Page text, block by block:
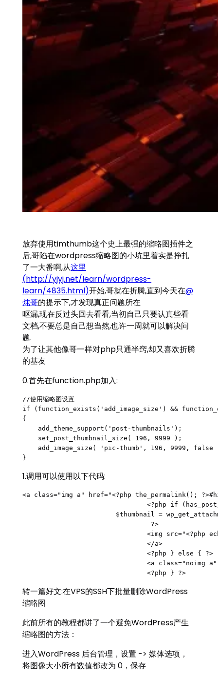
放弃使用timthumb这个史上最强的缩略图插件之
后,哥陷在wordpress缩略图的小坑里着实是挣扎
了一大番啊,从这里
(http://yjyj.net/learn/wordpress-
learn/4835.html)开始,哥就在折腾,直到今天在@
炖哥的提示下,才发现真正问题所在
呕漏,现在反过头回去看看,当初自己只要认真些看
文档,不要总是自己想当然,也许一周就可以解决问
题.
为了让其他像哥一样对php只通半窍,却又喜欢折腾
的基友
0.首先在function.php加入:
//使用缩略图设置
if (function_exists('add_image_size') &&
{
    add_theme_support('post-thumbnails');
    set_post_thumbnail_size( 196, 9999 );
add_image_size( 'pic-thumb', 196, 9999, false
}
1.调用可以使用以下代码:
<a class="img a" href="<?php the_permalink();
				<?php if (has_post_thumbnail( $post->ID ) ) {
				<img src="<?php echo $thumbnail[0]; ?>" alt="<?php echo trim(strip_tags( $post->post_title )) ?>" width="<?php echo $thumbnail[1]; ?>" height="<?php echo $thumbnail[2]; ?>"/>
				</a>
				<?php } else { ?>
				<a class="noimg a" href="<?php the_permalink(); ?>#hi" title="<?php the_title(); ?>" target="_blank"><?php echo mb_strimwidth(strip_tags(apply_filters('the_content', $post->post_content)), 0, 300,"...");?></a>
				<?php } ?>
转一篇好文:在VPS的SSH下批量删除WordPress
缩略图
此前所有的教程都讲了一个避免WordPress产生
缩略图的方法：
进入WordPress 后台管理，设置 -> 媒体选项，
将图像大小所有数值都改为 0，保存